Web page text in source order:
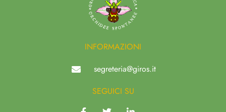
INFORMAZIONI
segreteria@giros.it
SEGUICI SU